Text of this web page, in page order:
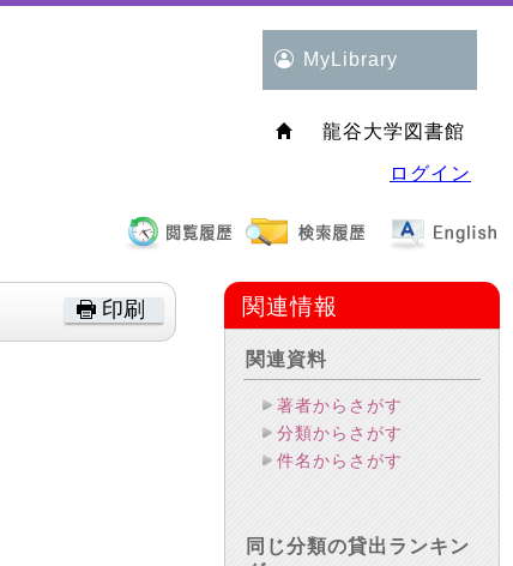
MyLibrary
龍谷大学図書館
ログイン
印刷 関連情報
関連資料
著者からさがす
分類からさがす
件名からさがす
同じ分類の貸出ランキン